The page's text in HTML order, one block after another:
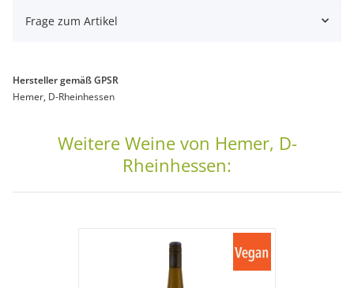
Frage zum Artikel
Hersteller gemäß GPSR
Hemer, D-Rheinhessen
Weitere Weine von Hemer, D-
Rheinhessen: